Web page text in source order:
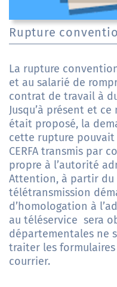
Rupture
La rupture
et au salarié de
contrat de travail à
Jusqu’à présent et
était proposé, la
cette rupture
CERFA transmis par
propre à l’autorité
Attention, à partir du
télétransmission
d’homologation à
au téléservice sera
départementales ne
traiter les
courrier.